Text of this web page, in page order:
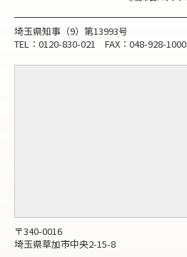
埼玉県知事（9）第13993号
TEL：0120-830-021 FAX：048-928-1000
〒340-0016
埼玉県草加市中央2-15-8